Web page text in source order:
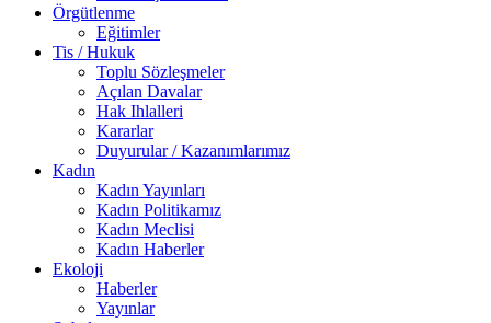
Örgütlenme
Eğitimler
Tis / Hukuk
Toplu Sözleşmeler
Açılan Davalar
Hak Ihlalleri
Kararlar
Duyurular / Kazanımlarımız
Kadın
Kadın Yayınları
Kadın Politikamız
Kadın Meclisi
Kadın Haberler
Ekoloji
Haberler
Yayınlar